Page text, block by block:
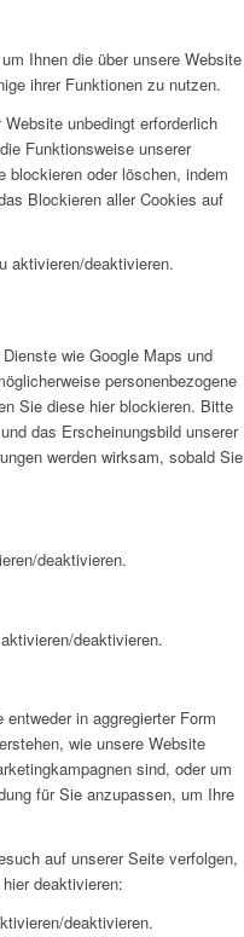
Ihnen die über unsere Website
ihrer Funktionen zu nutzen.
unbedingt erforderlich
Funktionsweise unserer
blockieren oder löschen, indem
Blockieren aller Cookies auf
aktivieren/deaktivieren.
wie Google Maps und
personenbezogene
Sie diese hier blockieren. Bitte
das Erscheinungsbild unserer
werden wirksam, sobald Sie
deaktivieren.
deaktivieren.
in aggregierter Form
wie unsere Website
sind, oder um
für Sie anzupassen, um Ihre
auf unserer Seite verfolgen,
deaktivieren:
deaktivieren.